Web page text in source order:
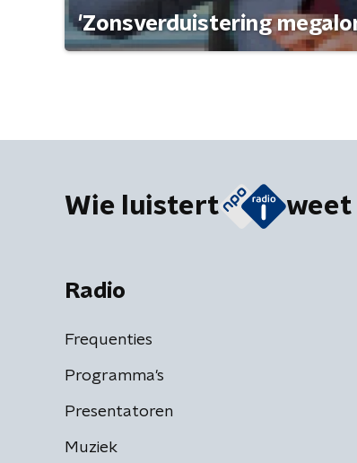
'Zonsverduistering
Wie luistert weet
Radio
Frequenties
Programma's
Presentatoren
Muziek